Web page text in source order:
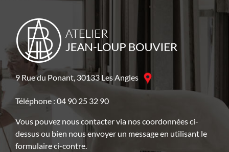
9 Rue du Ponant, 30133 Les Angles
Téléphone : 04 90 25 32 90
Vous pouvez nous contacter via nos coordonnées ci-
dessus ou bien nous envoyer un message en utilisant le
formulaire ci-contre.